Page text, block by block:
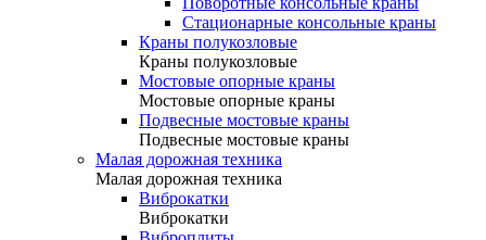
Стационарные консольные краны
Краны полукозловые
Краны полукозловые
Мостовые опорные краны
Мостовые опорные краны
Подвесные мостовые краны
Подвесные мостовые краны
Малая дорожная техника
Малая дорожная техника
Виброкатки
Виброкатки